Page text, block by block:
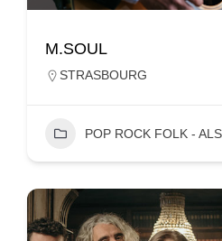
M.SOUL
STRASBOURG
POP ROCK FOLK -